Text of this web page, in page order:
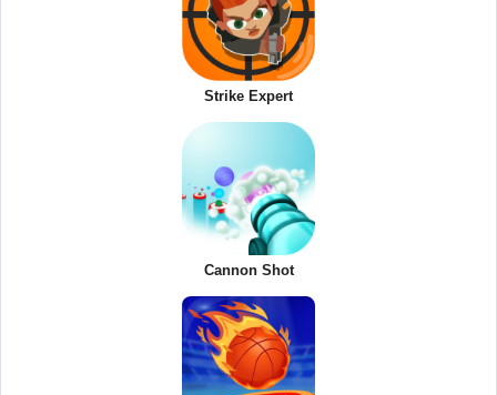
Strike Expert
Cannon Shot